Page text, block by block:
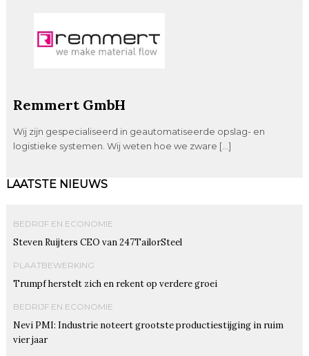
Remmert GmbH
Wij zijn gespecialiseerd in geautomatiseerde opslag- en
logistieke systemen. Wij weten hoe we zware […]
LAATSTE NIEUWS
BEDRIJF EN ECONOMIE
Steven Ruijters CEO van 247TailorSteel
PLAATBEWERKING
Trumpf herstelt zich en rekent op verdere groei
BEDRIJF EN ECONOMIE
Nevi PMI: Industrie noteert grootste productiestijging in ruim
vier jaar